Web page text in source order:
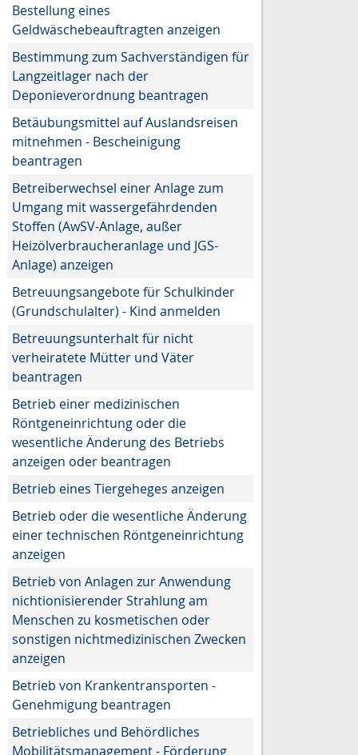
Bestellung eines
Geldwäschebeauftragten anzeigen
Bestimmung zum Sachverständigen für
Langzeitlager nach der
Deponieverordnung beantragen
Betäubungsmittel auf Auslandsreisen
mitnehmen - Bescheinigung
beantragen
Betreiberwechsel einer Anlage zum
Umgang mit wassergefährdenden
Stoffen (AwSV-Anlage, außer
Heizölverbraucheranlage und JGS-
Anlage) anzeigen
Betreuungsangebote für Schulkinder
(Grundschulalter) - Kind anmelden
Betreuungsunterhalt für nicht
verheiratete Mütter und Väter
beantragen
Betrieb einer medizinischen
Röntgeneinrichtung oder die
wesentliche Änderung des Betriebs
anzeigen oder beantragen
Betrieb eines Tiergeheges anzeigen
Betrieb oder die wesentliche Änderung
einer technischen Röntgeneinrichtung
anzeigen
Betrieb von Anlagen zur Anwendung
nichtionisierender Strahlung am
Menschen zu kosmetischen oder
sonstigen nichtmedizinischen Zwecken
anzeigen
Betrieb von Krankentransporten -
Genehmigung beantragen
Betriebliches und Behördliches
Mobilitätsmanagement - Förderung